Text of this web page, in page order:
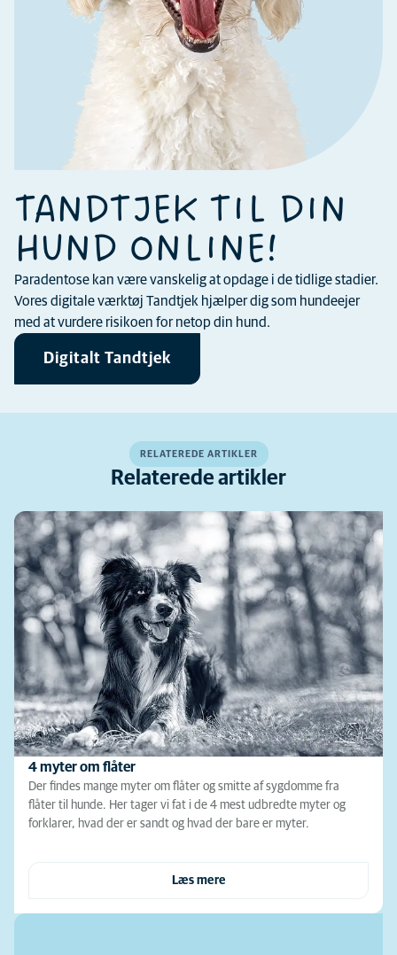
TANDTJEK TIL DIN
HUND ONLINE!
Paradentose kan være vanskelig at opdage i de tidlige stadier.
Vores digitale værktøj Tandtjek hjælper dig som hundeejer
med at vurdere risikoen for netop din hund.
Digitalt Tandtjek
RELATEREDE ARTIKLER
Relaterede artikler
4 myter om flåter
Der findes mange myter om flåter og smitte af sygdomme fra
flåter til hunde. Her tager vi fat i de 4 mest udbredte myter og
forklarer, hvad der er sandt og hvad der bare er myter.
Læs mere